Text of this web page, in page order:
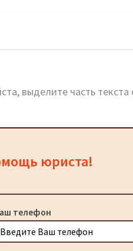
выделите часть
юриста!
телефон